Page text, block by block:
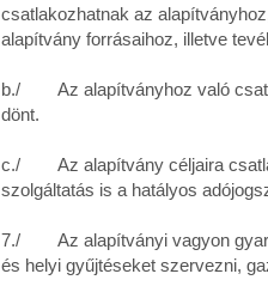
csatlakozhatnak az
alapítvány forrásaihoz, illetve
b./ Az alapítványhoz való
dönt.
c./ Az alapítvány céljaira
szolgáltatás is a hatályos
7./ Az alapítványi vagyon
és helyi gyűjtéseket szervezni,